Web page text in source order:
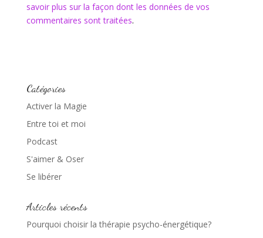
savoir plus sur la façon dont les données de vos
commentaires sont traitées.
Catégories
Activer la Magie
Entre toi et moi
Podcast
S'aimer & Oser
Se libérer
Articles récents
Pourquoi choisir la thérapie psycho-énergétique?